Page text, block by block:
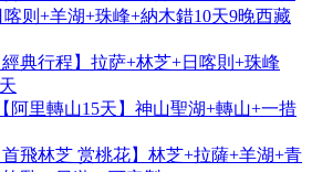
喀则+羊湖+珠峰+納木錯10天9晚西藏
典行程】拉萨+林芝+日喀則+珠峰
阿里轉山15天】神山聖湖+轉山+一措
飛林芝 赏桃花】林芝+拉薩+羊湖+青